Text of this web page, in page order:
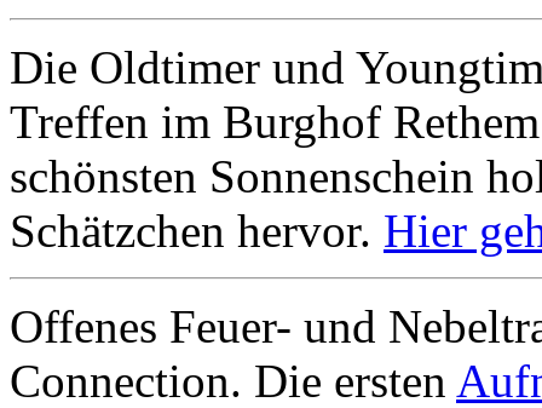
Die Oldtimer und
Treffen im Burghof
schönsten Sonnenschein
Schätzchen hervor. Hier
Offenes Feuer- und
Connection. Die ersten